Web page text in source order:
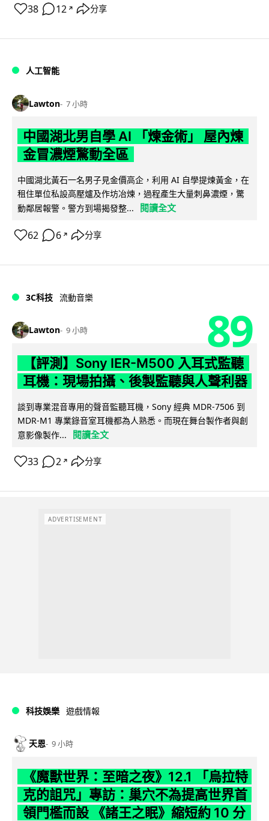
38 12 ↗ 分享
人工智能
Lawton 7 小時
中國湖北男自學 AI 「煉金術」 屋內煉
金冒濃煙驚動全區
中國湖北黃石一名男子見金價高企，利用 AI 自學提煉黃金，在
租住單位私設高壓爐及作坊冶煉，過程產生大量刺鼻濃煙，驚
動鄰居報警。警方到場揭發整...
閱讀全文
62 6 ↗ 分享
3C科技 流動音樂
Lawton 9 小時 89
【評測】Sony IER-M500 入耳式監聽
耳機：現場拍攝、後製監聽與人聲利器
談到專業混音專用的聲音監聽耳機，Sony 經典 MDR-7506 到
MDR-M1 專業錄音室耳機都為人熟悉。而現在舞台製作者與創
意影像製作...
閱讀全文
33 2 ↗ 分享
ADVERTISEMENT
科技娛樂 遊戲情報
天恩 9 小時
《魔獸世界：至暗之夜》12.1 「烏拉特
克的詛咒」專訪：巢穴不為提高世界首
領門檻而設 《諸王之眠》縮短約 10 分